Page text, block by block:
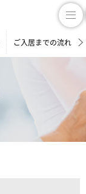
ご入居までの流れ